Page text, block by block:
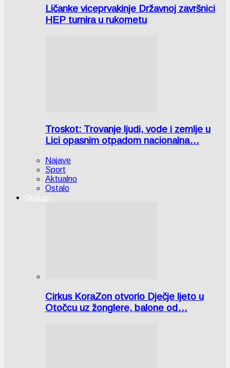
Ličanke viceprvakinje Državnoj završnici
HEP turnira u rukometu
Troskot: Trovanje ljudi, vode i zemlje u
Lici opasnim otpadom nacionalna…
Najave
Sport
Aktualno
Ostalo
Otočac
Cirkus KoraZon otvorio Dječje ljeto u
Otočcu uz žonglere, balone od…